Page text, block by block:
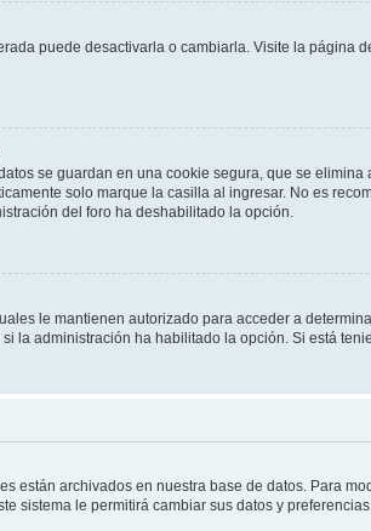
puede desactivarla o cambiarla. Visite la página
se guardan en una cookie segura, que se
solo marque la casilla al ingresar. No es
del foro ha deshabilitado la opción.
le mantienen autorizado para acceder a
la administración ha habilitado la opción. Si está
están archivados en nuestra base de datos. Para
sistema le permitirá cambiar sus datos y preferencias.